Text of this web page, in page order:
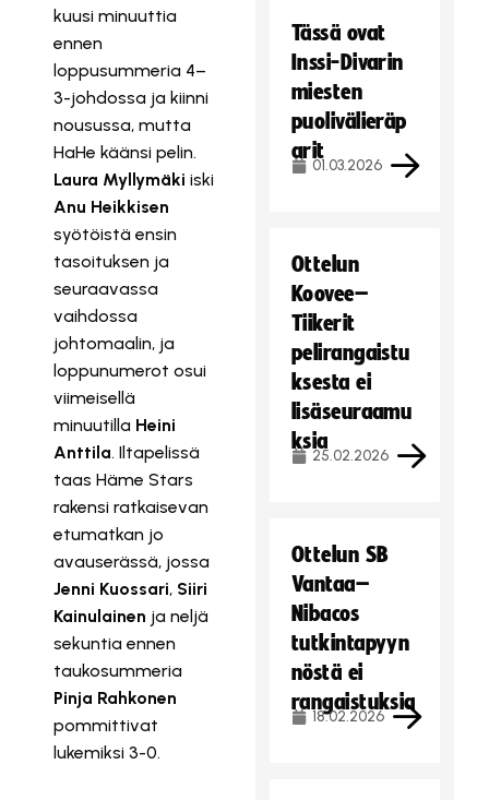
kuusi minuuttia
ennen
loppusummeria 4–
3-johdossa ja kiinni
nousussa, mutta
HaHe käänsi pelin.
Laura Myllymäki iski
Anu Heikkisen
syötöistä ensin
tasoituksen ja
seuraavassa
vaihdossa
johtomaalin, ja
loppunumerot osui
viimeisellä
minuutilla Heini
Anttila. Iltapelissä
taas Häme Stars
rakensi ratkaisevan
etumatkan jo
avauserässä, jossa
Jenni Kuossari, Siiri
Kainulainen ja neljä
sekuntia ennen
taukosummeria
Pinja Rahkonen
pommittivat
lukemiksi 3-0.
Tässä ovat
Inssi-Divarin
miesten
puolivälieräp
arit
01.03.2026
Ottelun
Koovee–
Tiikerit
pelirangaistu
ksesta ei
lisäseuraamu
ksia
25.02.2026
Ottelun SB
Vantaa–
Nibacos
tutkintapyyn
nöstä ei
rangaistuksia
18.02.2026